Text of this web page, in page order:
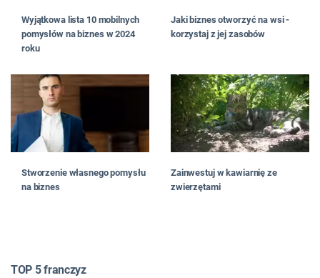
Wyjątkowa lista 10 mobilnych
pomysłów na biznes w 2024
roku
Jaki biznes otworzyć na wsi -
korzystaj z jej zasobów
Stworzenie własnego pomysłu
na biznes
Zainwestuj w kawiarnię ze
zwierzętami
TOP 5 franczyz